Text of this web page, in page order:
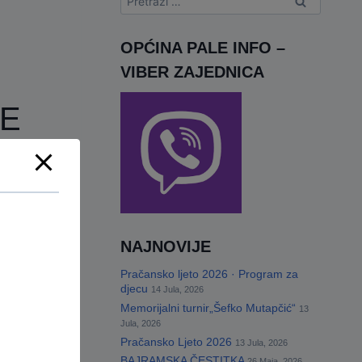
OPĆINA PALE INFO –
VIBER ZAJEDNICA
NAJNOVIJE
Pračansko ljeto 2026 · Program za
djecu 14 Jula, 2026
Memorijalni turnir„Šefko Mutapčić“ 13
Jula, 2026
Pračansko Ljeto 2026 13 Jula, 2026